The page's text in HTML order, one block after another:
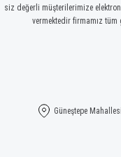
siz değerli müşterilerimize
vermektedir firmamız
Güneştepe